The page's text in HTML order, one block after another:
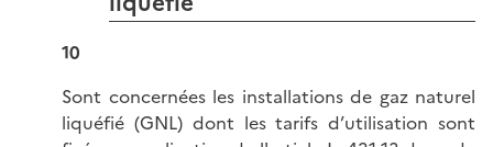
10
Sont concernées les installations de gaz naturel
liquéfié (GNL) dont les tarifs d’utilisation sont